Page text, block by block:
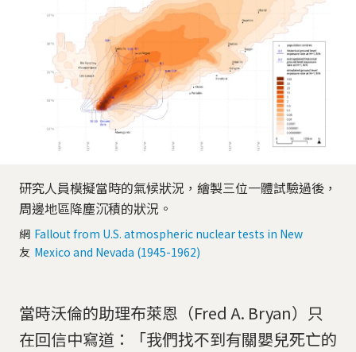
研究人員模擬當時的氣候狀況，繪製三位一體試驗過後，
周邊地區降塵沉積的狀況。
網
友
Fallout from U.S. atmospheric nuclear tests in New
Mexico and Nevada (1945-1962)
當時沃倫的助理布萊恩（Fred A. Bryan）只
在回信中寫道：「我們找不到有關嬰兒死亡的